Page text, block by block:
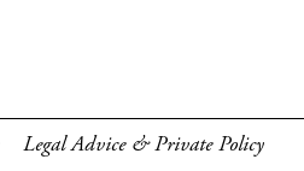
Legal Advice & Private Policy